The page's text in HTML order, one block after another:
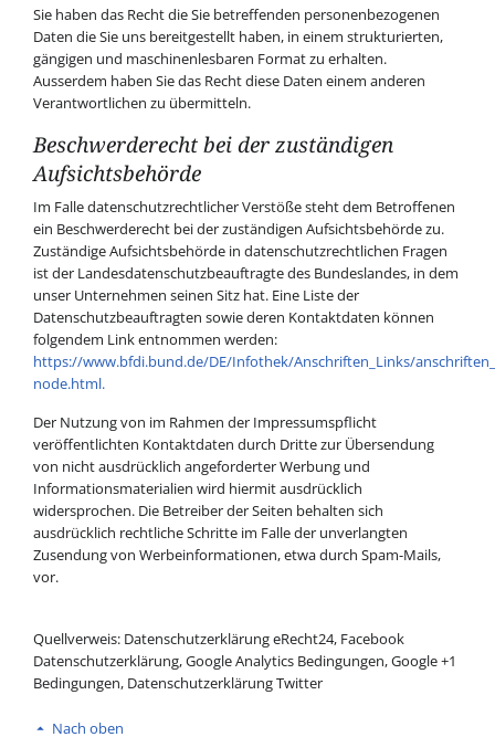
Sie haben das Recht die Sie betreffenden personenbezogenen
Daten die Sie uns bereitgestellt haben, in einem strukturierten,
gängigen und maschinenlesbaren Format zu erhalten.
Ausserdem haben Sie das Recht diese Daten einem anderen
Verantwortlichen zu übermitteln.
Beschwerderecht bei der zuständigen
Aufsichtsbehörde
Im Falle datenschutzrechtlicher Verstöße steht dem Betroffenen
ein Beschwerderecht bei der zuständigen Aufsichtsbehörde zu.
Zuständige Aufsichtsbehörde in datenschutzrechtlichen Fragen
ist der Landesdatenschutzbeauftragte des Bundeslandes, in dem
unser Unternehmen seinen Sitz hat. Eine Liste der
Datenschutzbeauftragten sowie deren Kontaktdaten können
folgendem Link entnommen werden:
https://www.bfdi.bund.de/DE/Infothek/Anschriften_Links/
node.html.
Der Nutzung von im Rahmen der Impressumspflicht
veröffentlichten Kontaktdaten durch Dritte zur Übersendung
von nicht ausdrücklich angeforderter Werbung und
Informationsmaterialien wird hiermit ausdrücklich
widersprochen. Die Betreiber der Seiten behalten sich
ausdrücklich rechtliche Schritte im Falle der unverlangten
Zusendung von Werbeinformationen, etwa durch Spam-Mails,
vor.
Quellverweis: Datenschutzerklärung eRecht24, Facebook
Datenschutzerklärung, Google Analytics Bedingungen, Google +1
Bedingungen, Datenschutzerklärung Twitter
Nach oben